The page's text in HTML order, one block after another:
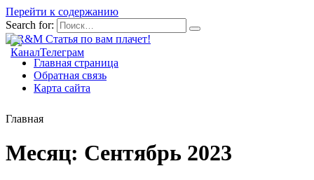
Перейти к содержанию
Search for:
Главная страница
Обратная связь
Карта сайта
Главная
Месяц: Сентябрь 2023